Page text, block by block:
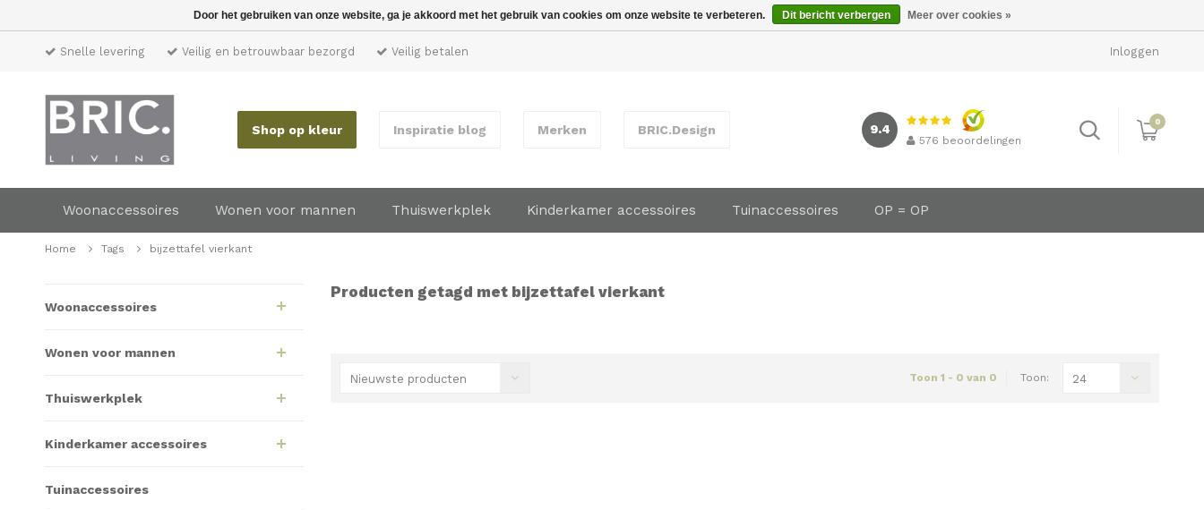
Snelle levering Veilig en betrouwbaar bezorgd Veilig betalen Inloggen
Shop op kleur Inspiratie blog Merken BRIC.Design 9.4
576 beoordelingen
0
Woonaccessoires Wonen voor mannen Thuiswerkplek Kinderkamer accessoires Tuinaccessoires OP = OP
Home Tags bijzettafel vierkant
Woonaccessoires
Wonen voor mannen
Thuiswerkplek
Kinderkamer accessoires
Tuinaccessoires
Producten getagd met bijzettafel vierkant
Nieuwste producten Toon 1 - 0 van 0 Toon: 24
Door het gebruiken van onze website, ga je akkoord met het gebruik van cookies om onze website te verbeteren. Dit bericht verbergen Meer over cookies »